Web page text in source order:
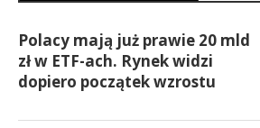
Polacy mają już prawie 20 mld
zł w ETF-ach. Rynek widzi
dopiero początek wzrostu